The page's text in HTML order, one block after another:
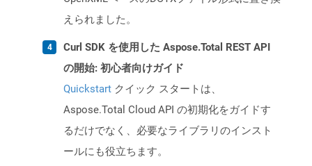
えられました。
Curl SDK を使用した Aspose.Total REST API
の開始: 初心者向けガイド
Quickstart クイック スタートは、
Aspose.Total Cloud API の初期化をガイドす
るだけでなく、必要なライブラリのインスト
ールにも役立ちます。